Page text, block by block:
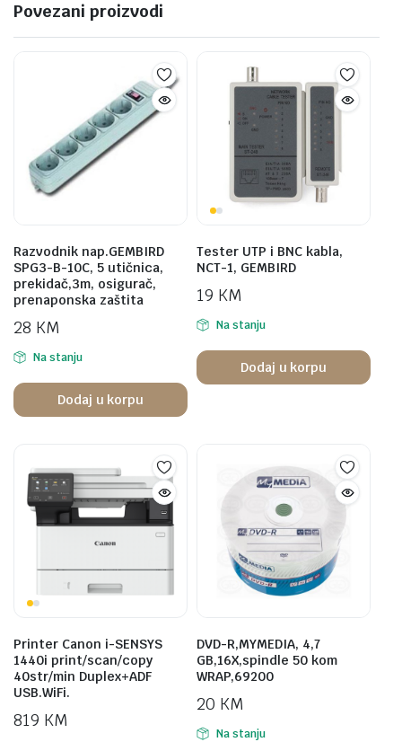
Povezani proizvodi
Razvodnik nap.GEMBIRD
SPG3-B-10C, 5 utičnica,
prekidač,3m, osigurač,
prenaponska zaštita
28 KM
Na stanju
Dodaj u korpu
Tester UTP i BNC kabla,
NCT-1, GEMBIRD
19 KM
Na stanju
Dodaj u korpu
Printer Canon i-SENSYS
1440i print/scan/copy
40str/min Duplex+ADF
USB.WiFi.
819 KM
DVD-R,MYMEDIA, 4,7
GB,16X,spindle 50 kom
WRAP,69200
20 KM
Na stanju